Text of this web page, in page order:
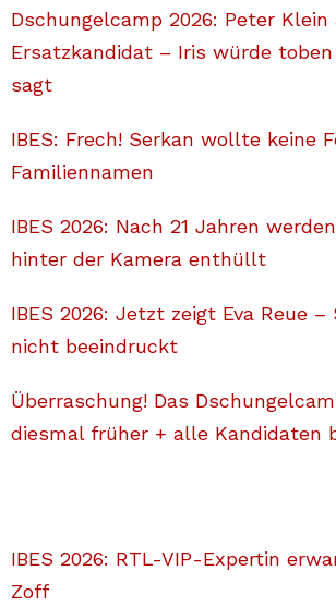
Dschungelcamp 2026: Peter Klein
Ersatzkandidat – Iris würde toben
sagt
IBES: Frech! Serkan wollte keine
Familiennamen
IBES 2026: Nach 21 Jahren
hinter der Kamera enthüllt
IBES 2026: Jetzt zeigt Eva Reue
nicht beeindruckt
Überraschung! Das
diesmal früher + alle Kandidaten
IBES 2026: RTL-VIP-Expertin
Zoff